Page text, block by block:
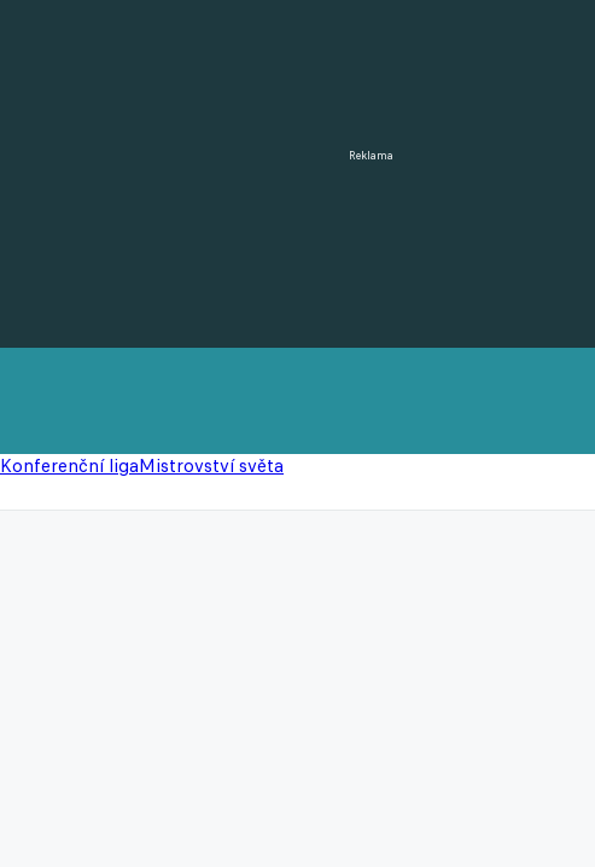
Reklama
Konferenční ligaMistrovství světa